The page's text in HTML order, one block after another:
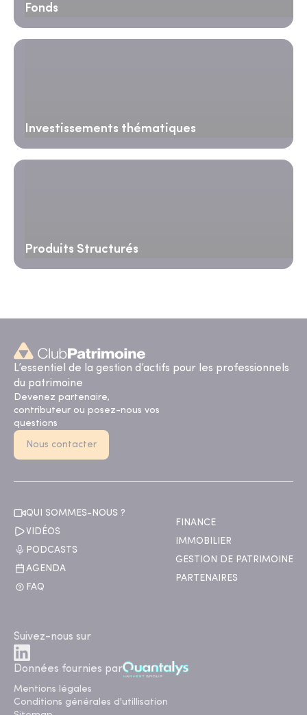
Fonds
Investissements thématiques
Produits Structurés
L’essentiel de la gestion d’actifs pour les professionnels
du patrimoine
Devenez partenaire,
contributeur ou posez-nous vos
questions
Nous contacter
QUI SOMMES-NOUS ?
VIDÉOS
PODCASTS
AGENDA
FAQ
FINANCE
IMMOBILIER
GESTION DE PATRIMOINE
PARTENAIRES
Suivez-nous sur
Données fournies par
Mentions légales
Conditions générales d'utillisation